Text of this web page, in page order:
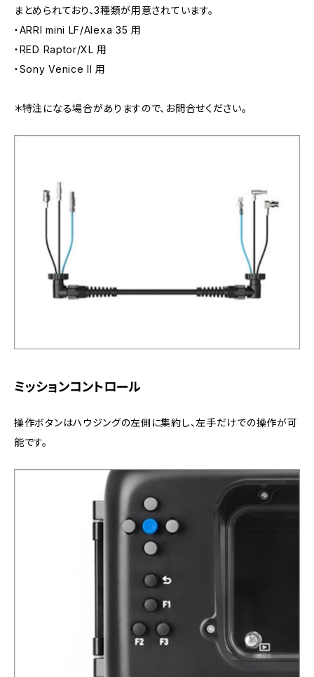
まとめられており、3種類が用意されています。
・ARRI mini LF/Alexa 35 用
・RED Raptor/XL 用
・Sony Venice II 用
＊特注になる場合がありますので、お問合せください。
ミッションコントロール
操作ボタンはハウジングの左側に集約し、左手だけでの操作が可
能です。